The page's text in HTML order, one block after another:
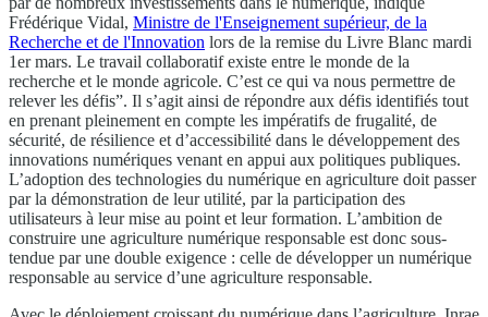
Frédérique Vidal, Ministre de l'Enseignement supérieur, de la
Recherche et de l'Innovation lors de la remise du Livre Blanc mardi
1er mars. Le travail collaboratif existe entre le monde de la
recherche et le monde agricole. C’est ce qui va nous permettre de
relever les défis”. Il s’agit ainsi de répondre aux défis identifiés tout
en prenant pleinement en compte les impératifs de frugalité, de
sécurité, de résilience et d’accessibilité dans le développement des
innovations numériques venant en appui aux politiques publiques.
L’adoption des technologies du numérique en agriculture doit passer
par la démonstration de leur utilité, par la participation des
utilisateurs à leur mise au point et leur formation. L’ambition de
construire une agriculture numérique responsable est donc sous-
tendue par une double exigence : celle de développer un numérique
responsable au service d’une agriculture responsable.